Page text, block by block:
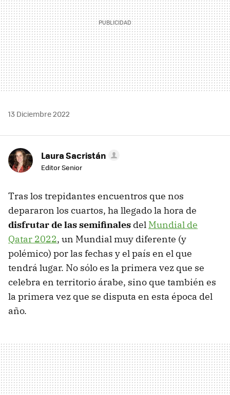
13 Diciembre 2022
Laura Sacristán
Editor Senior
Tras los trepidantes encuentros que nos
depararon los cuartos, ha llegado la hora de
disfrutar de las semifinales del Mundial de
Qatar 2022, un Mundial muy diferente (y
polémico) por las fechas y el país en el que
tendrá lugar. No sólo es la primera vez que se
celebra en territorio árabe, sino que también es
la primera vez que se disputa en esta época del
año.